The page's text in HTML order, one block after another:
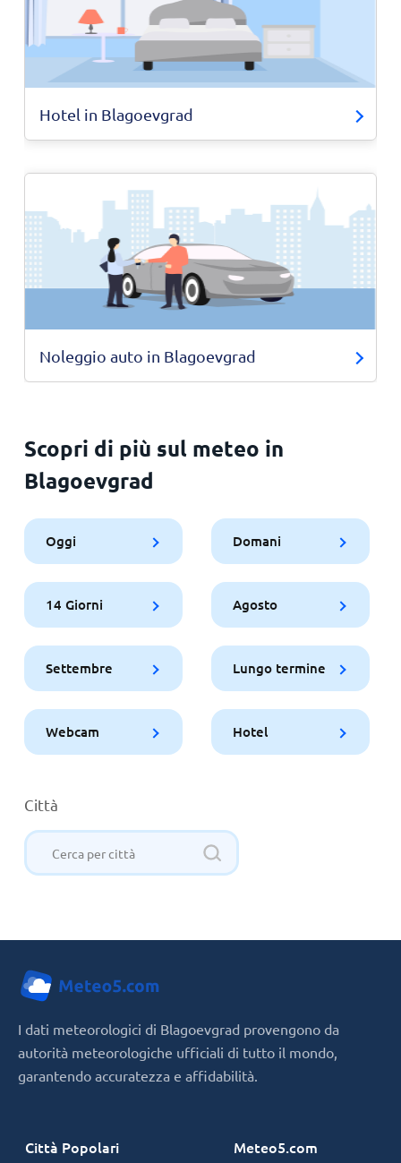
Hotel in Blagoevgrad
Noleggio auto in Blagoevgrad
Scopri di più sul meteo in
Blagoevgrad
Oggi Domani
14 Giorni Agosto
Settembre Lungo termine
Webcam Hotel
Città
I dati meteorologici di Blagoevgrad provengono da
autorità meteorologiche ufficiali di tutto il mondo,
garantendo accuratezza e affidabilità.
Città Popolari Meteo5.com